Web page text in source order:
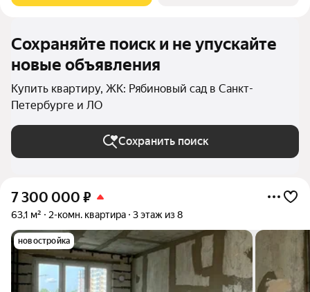
Сохраняйте поиск и не упускайте
новые объявления
Купить квартиру, ЖК: Рябиновый сад в Санкт-
Петербурге и ЛО
Сохранить поиск
7 300 000 ₽
63,1 м² 2-комн. квартира 3 этаж из 8
новостройка